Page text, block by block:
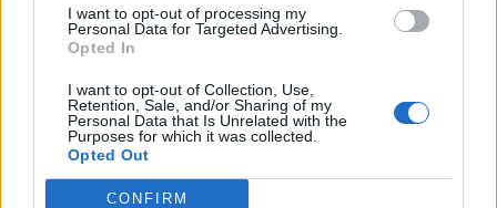
I want to opt-out of processing my
Personal Data for Targeted Advertising.
Opted In
I want to opt-out of Collection, Use,
Retention, Sale, and/or Sharing of my
Personal Data that Is Unrelated with the
Purposes for which it was collected.
Opted Out
CONFIRM
Matuzas Ponte de Sor: organização e
impacto da Concentração Motard 2026
4 de Agosto, 2026
Publicidade